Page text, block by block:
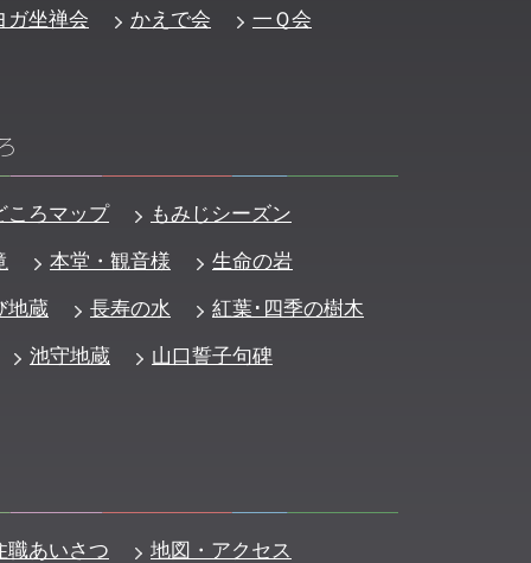
ガ坐禅会 かえで会 一Ｑ会
ころマップ
もみじシーズン
本堂・観音様
生命の岩
地蔵
長寿の水
紅葉･四季の樹木
池守地蔵
山口誓子句碑
職あいさつ 地図・アクセス